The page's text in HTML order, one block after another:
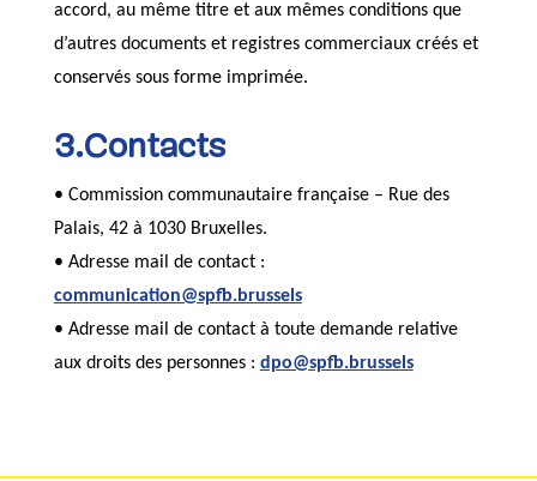
accord, au même titre et aux mêmes conditions que
d’autres documents et registres commerciaux créés et
conservés sous forme imprimée.
3.Contacts
• Commission communautaire française – Rue des
Palais, 42 à 1030 Bruxelles.
• Adresse mail de contact :
communication@spfb.brussels
• Adresse mail de contact à toute demande relative
aux droits des personnes : dpo@spfb.brussels